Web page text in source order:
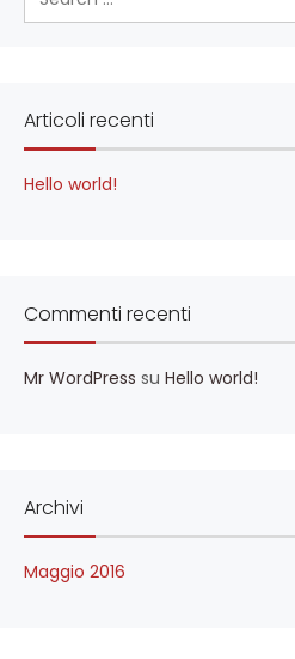
Articoli recenti
Hello world!
Commenti recenti
Mr WordPress su Hello world!
Archivi
Maggio 2016